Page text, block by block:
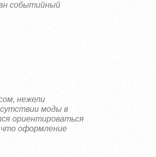
событийный
нежели
моды в
ориентироваться
что оформление